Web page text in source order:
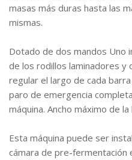
masas más duras hasta las
mismas.
Dotado de dos mandos Uno
de los rodillos laminadores
regular el largo de cada
paro de emergencia
máquina. Ancho máximo de
Esta máquina puede ser
cámara de pre-fermentación